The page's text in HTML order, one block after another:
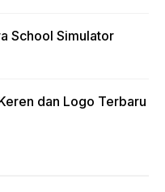
School Simulator
dan Logo Terbaru